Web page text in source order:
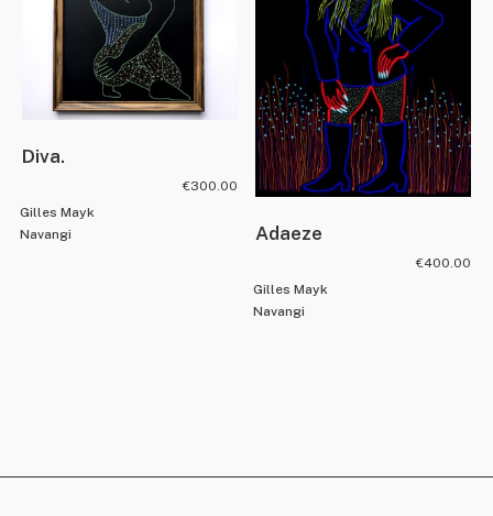
Diva.
Gilles Mayk
Navangi
€300.00
Adaeze
Gilles Mayk
Navangi
€400.00